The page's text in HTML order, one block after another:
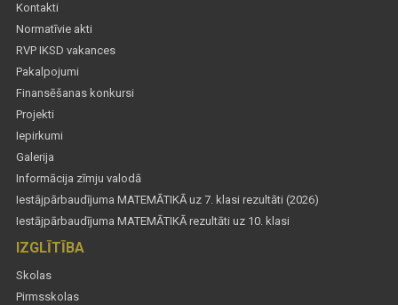
Kontakti
Normatīvie akti
RVP IKSD vakances
Pakalpojumi
Finansēšanas konkursi
Projekti
Iepirkumi
Galerija
Informācija zīmju valodā
Iestājpārbaudījuma MATEMĀTIKĀ uz 7. klasi rezultāti (2026)
Iestājpārbaudījuma MATEMĀTIKĀ rezultāti uz 10. klasi
IZGLĪTĪBA
Skolas
Pirmsskolas